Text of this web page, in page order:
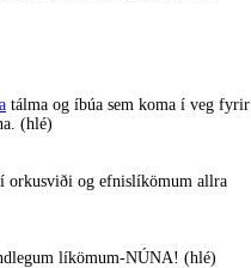
tálma og íbúa sem koma í veg fyrir
(hlé)
orkusviði og efnislíkömum allra
líkömum-NÚNA! (hlé)